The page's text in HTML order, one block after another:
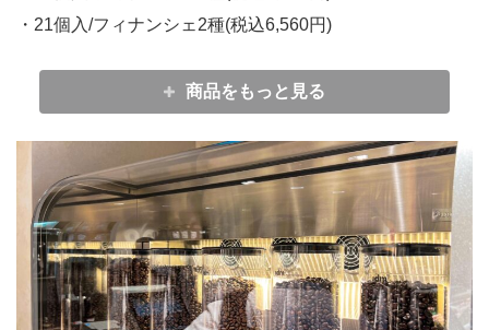
・21個入/フィナンシェ2種(税込6,560円)
商品をもっと見る